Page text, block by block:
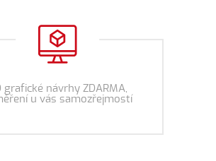
grafické návrhy ZDARMA,
u vás samozřejmostí